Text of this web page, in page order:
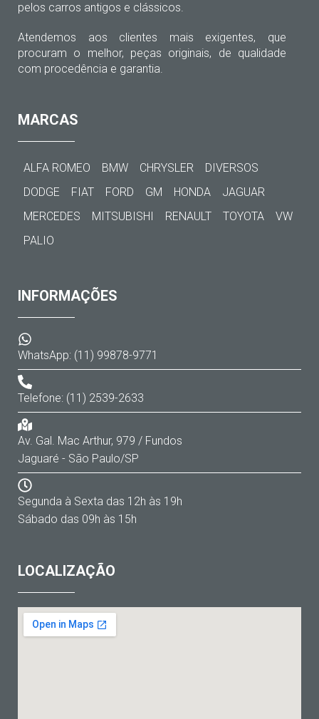
pelos carros antigos e clássicos.
Atendemos aos clientes mais exigentes, que
procuram o melhor, peças originais, de qualidade
com procedência e garantia.
MARCAS
ALFA ROMEO BMW CHRYSLER
DIVERSOS
DODGE
FIAT FORD GM HONDA
JAGUAR
MERCEDES
MITSUBISHI RENAULT TOYOTA
VW
PALIO
INFORMAÇÕES
WhatsApp: (11) 99878-9771
Telefone: (11) 2539-2633
Av. Gal. Mac Arthur, 979 / Fundos
Jaguaré - São Paulo/SP
Segunda à Sexta das 12h às 19h
Sábado das 09h às 15h
LOCALIZAÇÃO